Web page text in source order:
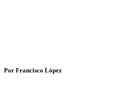
Por Francisco López